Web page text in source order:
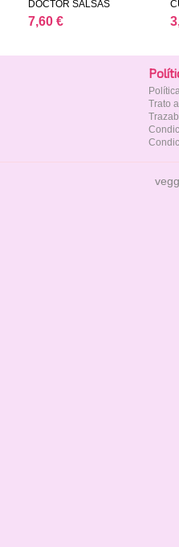
DOCTOR SALSAS
7,60 €
Trato